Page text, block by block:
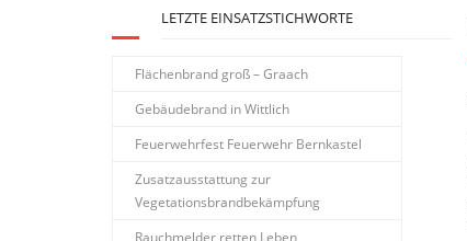
LETZTE EINSATZSTICHWORTE
Flächenbrand groß – Graach
Gebäudebrand in Wittlich
Feuerwehrfest Feuerwehr Bernkastel
Zusatzausstattung zur
Vegetationsbrandbekämpfung
Rauchmelder retten Leben